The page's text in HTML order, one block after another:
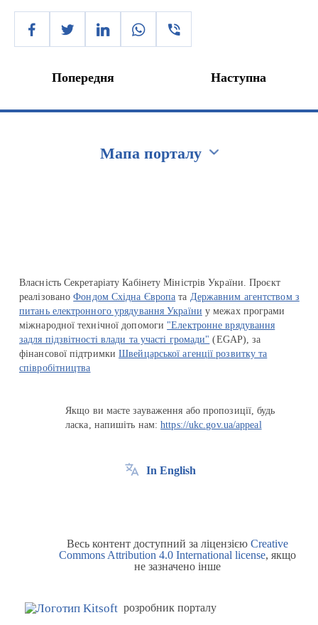
Попередня Наступна
Мапа порталу
Власність Секретаріату Кабінету Міністрів України. Проєкт
реалізованоФондом Східна Європа та Державним агентством з
питань електронного урядування України у межах програми
міжнародної технічної допомоги "Електронне врядування
задля підзвітності влади та участі громади" (EGAP), за
фінансової підтримкиШвейцарської агенції розвитку та
співробітництва
Якщо ви маєте зауваження або пропозиції, будь
ласка, напишіть нам:https://ukc.gov.ua/appeal
In English
Весь контент доступний за ліцензією Creative
Commons Attribution 4.0 International license, якщо
не зазначено інше
розробник порталу